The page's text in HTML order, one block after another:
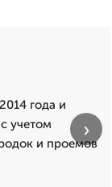
года и
учетом
и проемов
›